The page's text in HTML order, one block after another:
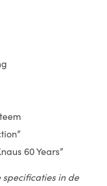
60 Years”
in de